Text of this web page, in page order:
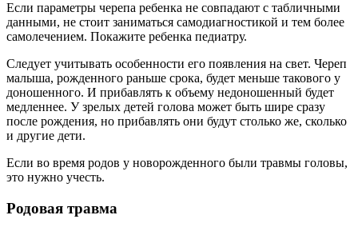
Если параметры черепа ребенка не совпадают с табличными
данными, не стоит заниматься самодиагностикой и тем более
самолечением. Покажите ребенка педиатру.
Следует учитывать особенности его появления на свет. Череп
малыша, рожденного раньше срока, будет меньше такового у
доношенного. И прибавлять к объему недоношенный будет
медленнее. У зрелых детей голова может быть шире сразу
после рождения, но прибавлять они будут столько же, сколько
и другие дети.
Если во время родов у новорожденного были травмы головы,
это нужно учесть.
Родовая травма